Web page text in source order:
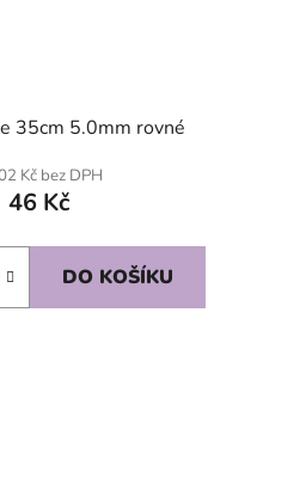
35cm 5.0mm rovné
Kč bez DPH
46 Kč
DO KOŠÍKU